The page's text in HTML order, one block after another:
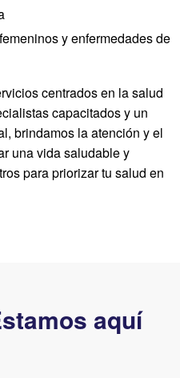
y enfermedades de
centrados en la salud
capacitados y un
brindamos la atención y el
una vida saludable y
para priorizar tu salud en
aquí